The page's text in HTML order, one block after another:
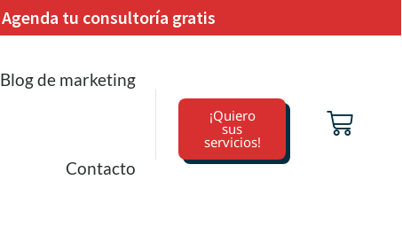
Agenda tu consultoría gratis
Blog de marketing
Contacto
¡Quiero
sus
servicios!